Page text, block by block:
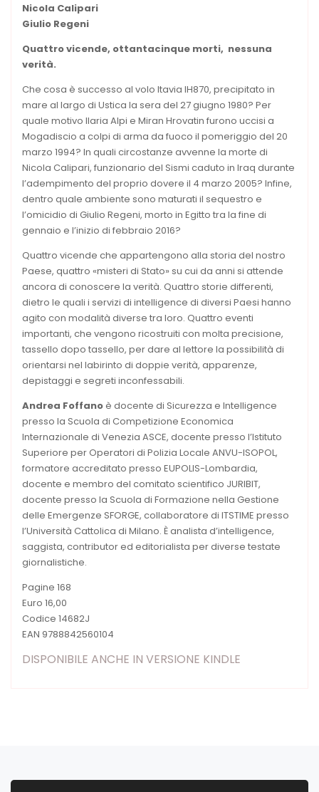
Nicola Calipari
Giulio Regeni
Quattro vicende, ottantacinque morti, nessuna
verità.
Che cosa è successo al volo Itavia IH870, precipitato in
mare al largo di Ustica la sera del 27 giugno 1980? Per
quale motivo Ilaria Alpi e Miran Hrovatin furono uccisi a
Mogadiscio a colpi di arma da fuoco il pomeriggio del 20
marzo 1994? In quali circostanze avvenne la morte di
Nicola Calipari, funzionario del Sismi caduto in Iraq durante
l’adempimento del proprio dovere il 4 marzo 2005? Infine,
dentro quale ambiente sono maturati il sequestro e
l’omicidio di Giulio Regeni, morto in Egitto tra la fine di
gennaio e l’inizio di febbraio 2016?
Quattro vicende che appartengono alla storia del nostro
Paese, quattro «misteri di Stato» su cui da anni si attende
ancora di conoscere la verità. Quattro storie differenti,
dietro le quali i servizi di intelligence di diversi Paesi hanno
agito con modalità diverse tra loro. Quattro eventi
importanti, che vengono ricostruiti con molta precisione,
tassello dopo tassello, per dare al lettore la possibilità di
orientarsi nel labirinto di doppie verità, apparenze,
depistaggi e segreti inconfessabili.
Andrea Foffanoè docente di Sicurezza e Intelligence
presso la Scuola di Competizione Economica
Internazionale di Venezia ASCE, docente presso l’Istituto
Superiore per Operatori di Polizia Locale ANVU-ISOPOL,
formatore accreditato presso EUPOLIS-Lombardia,
docente e membro del comitato scientifico JURIBIT,
docente presso la Scuola di Formazione nella Gestione
delle Emergenze SFORGE, collaboratore di ITSTIME presso
l’Università Cattolica di Milano. È analista d’intelligence,
saggista, contributor ed editorialista per diverse testate
giornalistiche.
Pagine 168
Euro 16,00
Codice 14682J
EAN 9788842560104
DISPONIBILE ANCHE IN VERSIONE KINDLE